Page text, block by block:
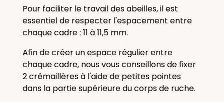
Pour faciliter le travail des abeilles, il est
essentiel de respecter l'espacement entre
chaque cadre : 11 à 11,5 mm.
Afin de créer un espace régulier entre
chaque cadre, nous vous conseillons de fixer
2 crémaillères à l'aide de petites pointes
dans la partie supérieure du corps de ruche.